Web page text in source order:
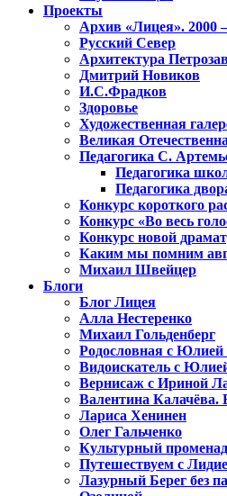
Проекты
Архив «Лицея». 2000
Русский Север
Архитектура
Дмитрий Новиков
И.С.Фрадков
Здоровье
Художественная
Великая
Педагогика С.
Педагогика
Педагогика
Конкурс короткого
Конкурс «Во весь
Конкурс новой
Каким мы помним
Михаил Швейцер
Блоги
Блог Лицея
Алла Нестеренко
Михаил Гольденберг
Родословная с
Видоискатель с
Вернисаж с Ириной
Валентина Калачёва.
Лариса Хенинен
Олег Гальченко
Культурный
Путешествуем с
Лазурный Берег без